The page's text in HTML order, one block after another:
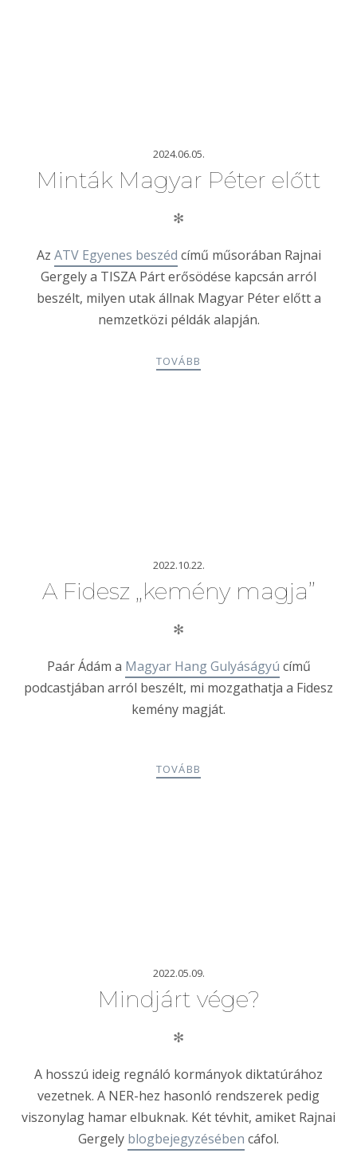
2024.06.05.
Minták Magyar Péter előtt
✻
Az ATV Egyenes beszéd című műsorában Rajnai
Gergely a TISZA Párt erősödése kapcsán arról
beszélt, milyen utak állnak Magyar Péter előtt a
nemzetközi példák alapján.
TOVÁBB
2022.10.22.
A Fidesz „kemény magja”
✻
Paár Ádám a Magyar Hang Gulyáságyú című
podcastjában arról beszélt, mi mozgathatja a Fidesz
kemény magját.
TOVÁBB
2022.05.09.
Mindjárt vége?
✻
A hosszú ideig regnáló kormányok diktatúrához
vezetnek. A NER-hez hasonló rendszerek pedig
viszonylag hamar elbuknak. Két tévhit, amiket Rajnai
Gergely blogbejegyzésében cáfol.